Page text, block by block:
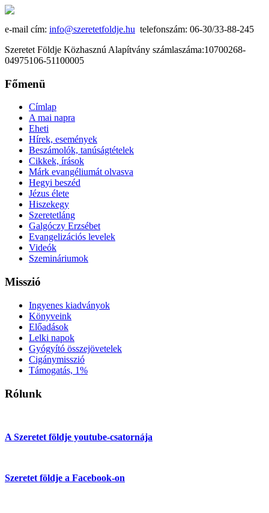
e-mail cím: info@szeretetfoldje.hu telefonszám: 06-30/33-88-245
Szeretet Földje Közhasznú Alapítvány számlaszáma:10700268-
04975106-51100005
Főmenü
Címlap
A mai napra
Eheti
Hírek, események
Beszámolók, tanúságtételek
Cikkek, írások
Márk evangéliumát olvasva
Hegyi beszéd
Jézus élete
Hiszekegy
Szeretetláng
Galgóczy Erzsébet
Evangelizációs levelek
Videók
Szemináriumok
Misszió
Ingyenes kiadványok
Könyveink
Előadások
Lelki napok
Gyógyító összejövetelek
Cigánymisszió
Támogatás, 1%
Rólunk
A Szeretet földje youtube-csatornája
Szeretet földje a Facebook-on